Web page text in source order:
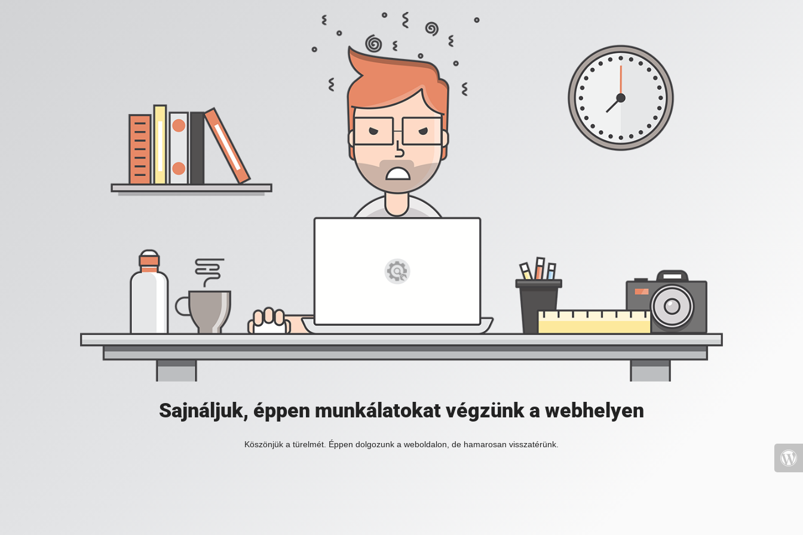
Sajnáljuk, éppen munkálatokat végzünk a webhelyen
Köszönjük a türelmét. Éppen dolgozunk a weboldalon, de hamarosan visszatérünk.